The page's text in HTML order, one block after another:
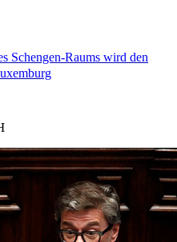
Schengen-Raums wird den